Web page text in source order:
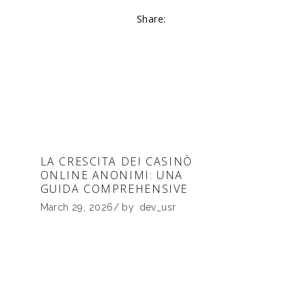
Share:
LA CRESCITA DEI CASINÒ
ONLINE ANONIMI: UNA
GUIDA COMPREHENSIVE
March 29, 2026 by dev_usr